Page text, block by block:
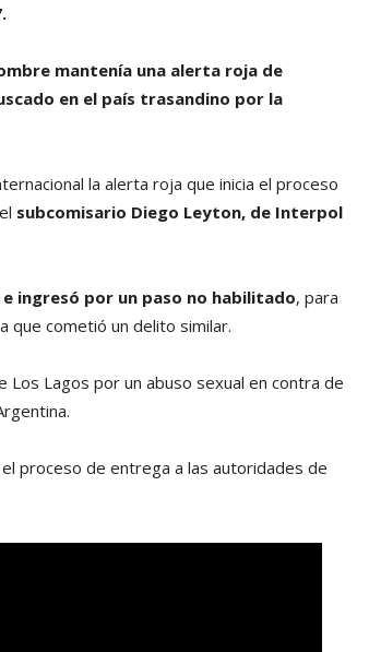
mantenía una alerta roja de
en el país trasandino por la
la alerta roja que inicia el proceso
subcomisario Diego Leyton, de Interpol
e ingresó por un paso no habilitado, para
que cometió un delito similar.
Los Lagos por un abuso sexual en contra de
proceso de entrega a las autoridades de